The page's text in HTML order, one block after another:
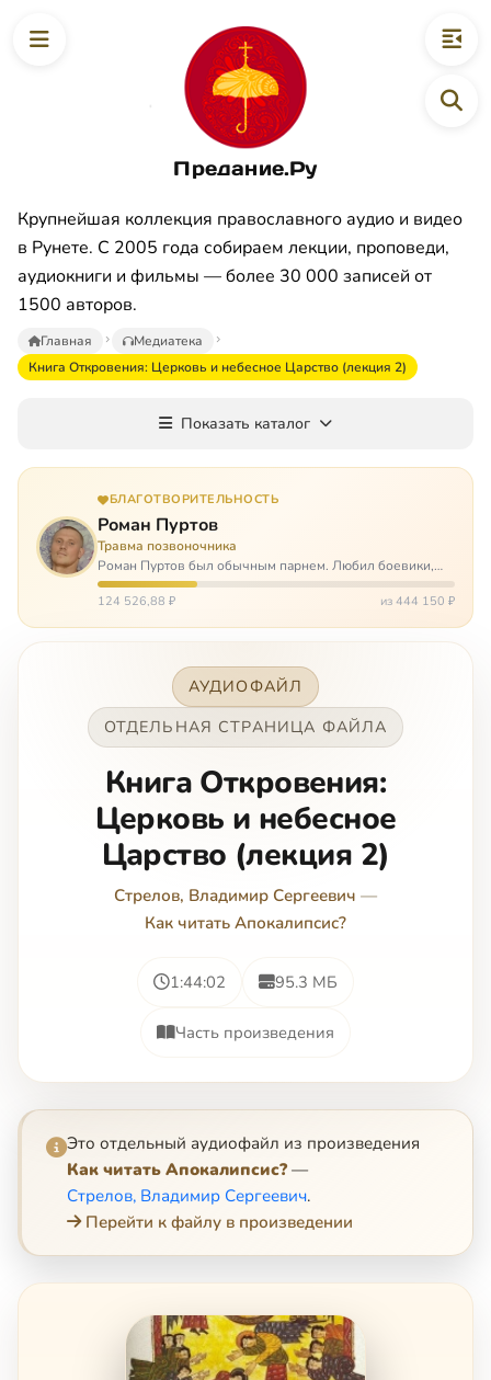
Предание.Ру
Крупнейшая коллекция православного аудио и видео
в Рунете. С 2005 года собираем лекции, проповеди,
аудиокниги и фильмы — более 30 000 записей от
1500 авторов.
Главная
Медиатека
Книга Откровения: Церковь и небесное Царство (лекция 2)
Показать каталог
БЛАГОТВОРИТЕЛЬНОСТЬ
Роман Пуртов
Травма позвоночника
Роман Пуртов был обычным парнем. Любил боевики,
хорошие автомобили, был не дурак поиграть в комп,
любил жену и обожал дочь. А потом, будучи
124 526,88 ₽ из 444 150 ₽
АУДИОФАЙЛ
ОТДЕЛЬНАЯ СТРАНИЦА ФАЙЛА
Книга Откровения:
Церковь и небесное
Царство (лекция 2)
Стрелов, Владимир Сергеевич —
Как читать Апокалипсис?
1:44:02 95.3 МБ
Часть произведения
Это отдельный аудиофайл из произведения
Как читать Апокалипсис?—
Стрелов, Владимир Сергеевич.
Перейти к файлу в произведении